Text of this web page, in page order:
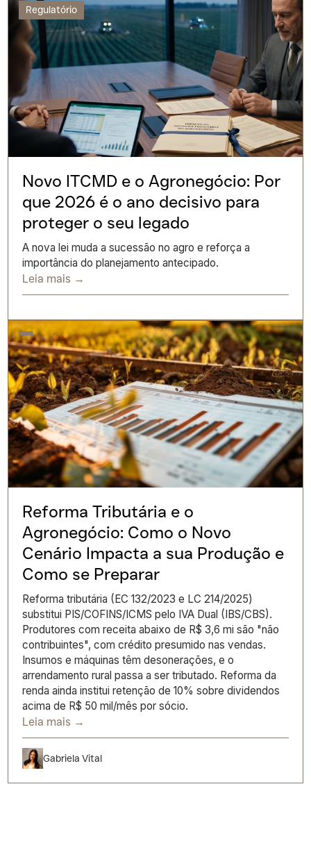
Regulatório
Novo ITCMD e o Agronegócio: Por
que 2026 é o ano decisivo para
proteger o seu legado
A nova lei muda a sucessão no agro e reforça a
importância do planejamento antecipado.
Leia mais →
Reforma Tributária e o
Agronegócio: Como o Novo
Cenário Impacta a sua Produção e
Como se Preparar
Reforma tributária (EC 132/2023 e LC 214/2025)
substitui PIS/COFINS/ICMS pelo IVA Dual (IBS/CBS).
Produtores com receita abaixo de R$ 3,6 mi são "não
contribuintes", com crédito presumido nas vendas.
Insumos e máquinas têm desonerações, e o
arrendamento rural passa a ser tributado. Reforma da
renda ainda institui retenção de 10% sobre dividendos
acima de R$ 50 mil/mês por sócio.
Leia mais →
Gabriela Vital